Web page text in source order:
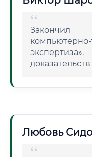
компьютерно-
Любовь